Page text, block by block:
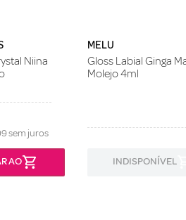
Niina
sem juros
AO
MELU
Gloss Labial Ginga
Molejo 4ml
INDISPONÍVEL